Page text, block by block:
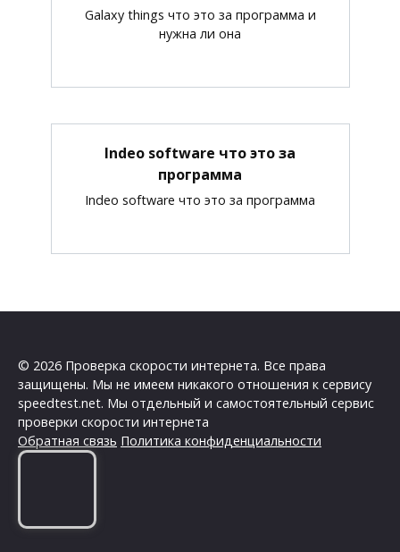
Galaxy things что это за программа и
нужна ли она
Indeo software что это за
программа
Indeo software что это за программа
© 2026 Проверка скорости интернета. Все права
защищены. Мы не имеем никакого отношения к сервису
speedtest.net. Мы отдельный и самостоятельный сервис
проверки скорости интернета
Обратная связь Политика конфиденциальности